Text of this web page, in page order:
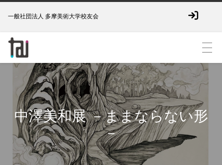
一般社団法人 多摩美術大学校友会
中澤美和展 －ままならない形
－